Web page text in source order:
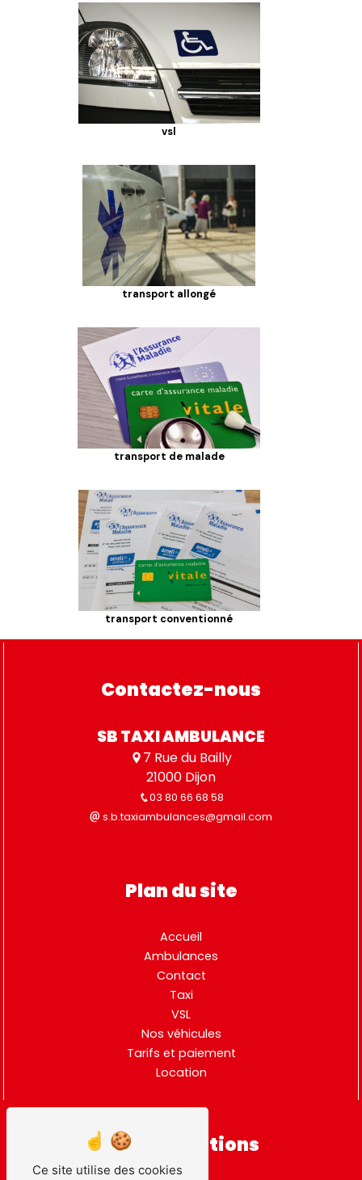
vsl
transport allongé
transport de malade
transport conventionné
Contactez-nous
SB TAXI AMBULANCE
7 Rue du Bailly
21000 Dijon
03 80 66 68 58
s.b.taxiambulances@gmail.com
Plan du site
Accueil
Ambulances
Contact
Taxi
VSL
Nos véhicules
Tarifs et paiement
Location
Nos prestations
Ce site utilise des cookies